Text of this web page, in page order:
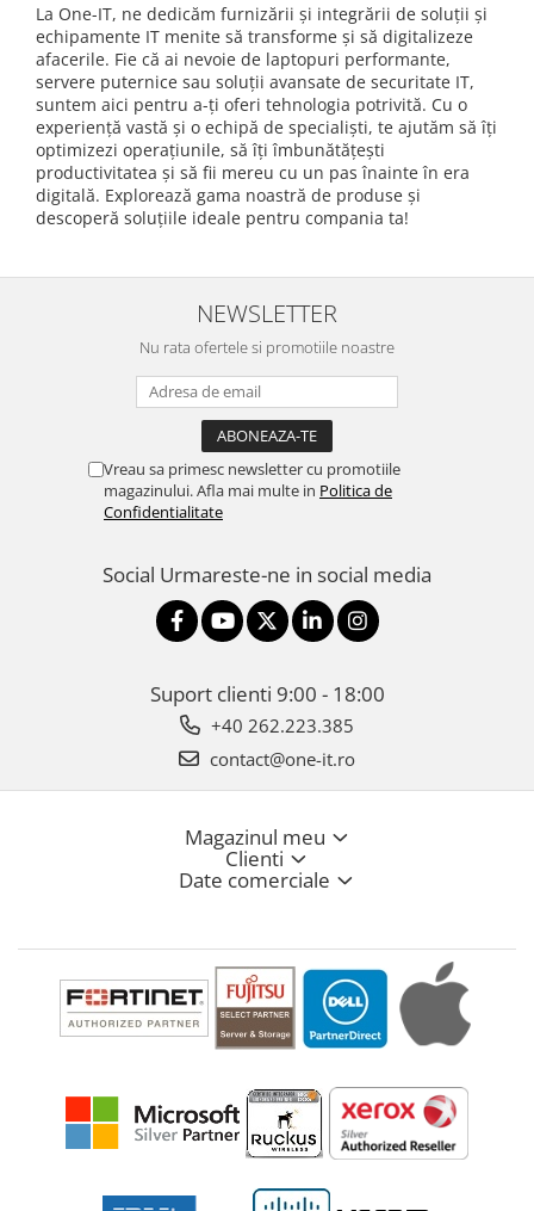
La One-IT, ne dedicăm furnizării și integrării de soluții și
echipamente IT menite să transforme și să digitalizeze
afacerile. Fie că ai nevoie de laptopuri performante,
servere puternice sau soluții avansate de securitate IT,
suntem aici pentru a-ți oferi tehnologia potrivită. Cu o
experiență vastă și o echipă de specialiști, te ajutăm să îți
optimizezi operațiunile, să îți îmbunătățești
productivitatea și să fii mereu cu un pas înainte în era
digitală. Explorează gama noastră de produse și
descoperă soluțiile ideale pentru compania ta!
NEWSLETTER
Nu rata ofertele si promotiile noastre
Vreau sa primesc newsletter cu promotiile
magazinului. Afla mai multe in Politica de
Confidentialitate
Social Urmareste-ne in social media
Suport clienti 9:00 - 18:00
+40 262.223.385
contact@one-it.ro
Magazinul meu
Clienti
Date comerciale